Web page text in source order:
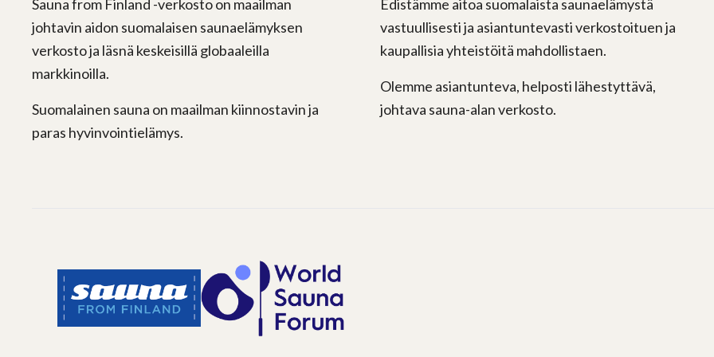
Sauna from Finland -verkosto on maailman
johtavin aidon suomalaisen saunaelämyksen
verkosto ja läsnä keskeisillä globaaleilla
markkinoilla.
Suomalainen sauna on maailman kiinnostavin ja
paras hyvinvointielämys.
Edistämme aitoa suomalaista saunaelämystä
vastuullisesti ja asiantuntevasti verkostoituen ja
kaupallisia yhteistöitä mahdollistaen.
Olemme asiantunteva, helposti lähestyttävä,
johtava sauna-alan verkosto.